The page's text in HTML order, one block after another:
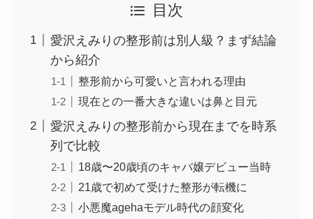
目次
愛沢えみりの整形前は別人級？まず結論
から紹介
整形前から可愛いと言われる理由
現在との一番大きな違いは鼻と目元
愛沢えみりの整形前から現在までを時系
列で比較
18歳〜20歳頃のキャバ嬢デビュー当時
21歳で初めて受けた整形が転機に
小悪魔agehaモデル時代の顔変化